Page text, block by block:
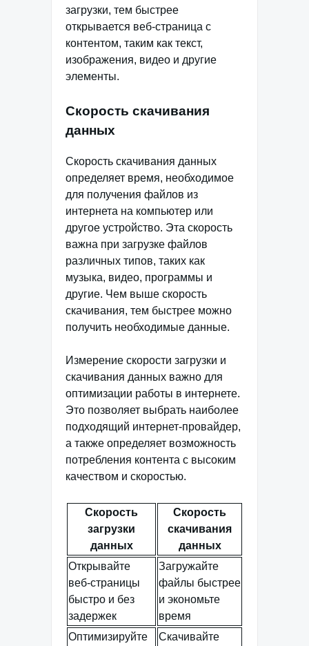
загрузки, тем быстрее
открывается веб-страница с
контентом, таким как текст,
изображения, видео и другие
элементы.
Скорость скачивания
данных
Скорость скачивания данных
определяет время, необходимое
для получения файлов из
интернета на компьютер или
другое устройство. Эта скорость
важна при загрузке файлов
различных типов, таких как
музыка, видео, программы и
другие. Чем выше скорость
скачивания, тем быстрее можно
получить необходимые данные.
Измерение скорости загрузки и
скачивания данных важно для
оптимизации работы в интернете.
Это позволяет выбрать наиболее
подходящий интернет-провайдер,
а также определяет возможность
потребления контента с высоким
качеством и скоростью.
Скорость
загрузки
данных
Скорость
скачивания
данных
Открывайте
веб-страницы
быстро и без
задержек
Загружайте
файлы быстрее
и экономьте
время
Оптимизируйте
Скачивайте